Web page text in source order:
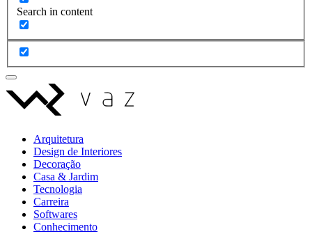
Search in content
Arquitetura
Design de Interiores
Decoração
Casa & Jardim
Tecnologia
Carreira
Softwares
Conhecimento